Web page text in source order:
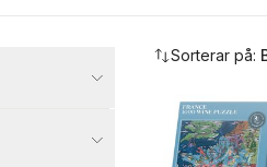
Sorterar på: